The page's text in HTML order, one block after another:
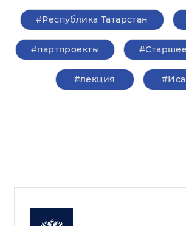
#Республика Татарстан
#партпроекты
#лекция